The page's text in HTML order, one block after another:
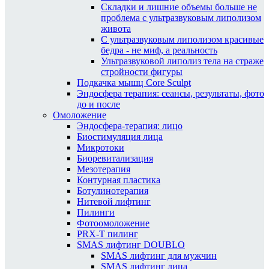
Складки и лишние объемы больше не
проблема с ультразвуковым липолизом
живота
С ультразвуковым липолизом красивые
бедра - не миф, а реальность
Ультразвуковой липолиз тела на страже
стройности фигуры
Подкачка мышц Core Sculpt
Эндосфера терапия: сеансы, результаты, фото
до и после
Омоложение
Эндосфера-терапия: лицо
Биостимуляция лица
Микротоки
Биоревитализация
Мезотерапия
Контурная пластика
Ботулинотерапия
Нитевой лифтинг
Пилинги
Фотоомоложение
PRX-T пилинг
SMAS лифтинг DOUBLO
SMAS лифтинг для мужчин
SMAS лифтинг лица